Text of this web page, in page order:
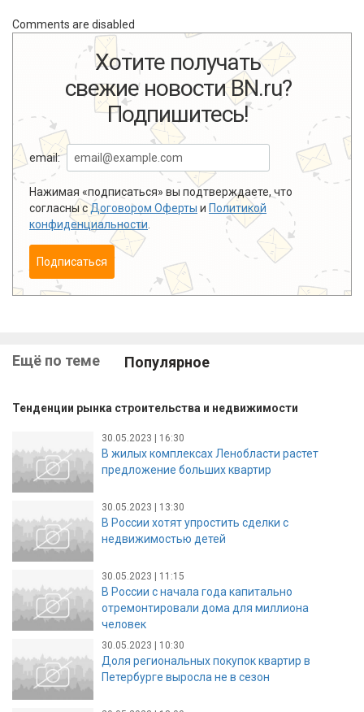
Comments are disabled
Хотите получать
свежие новости BN.ru?
Подпишитесь!
email:
Нажимая «подписаться» вы подтверждаете, что
согласны сДоговором Оферты и Политикой
конфиденциальности
Подписаться
Ещё по теме Популярное
Тенденции рынка строительства и недвижимости
30.05.2023 | 16:30
В жилых комплексах Ленобласти растет
предложение больших квартир
30.05.2023 | 13:30
В России хотят упростить сделки с
недвижимостью детей
30.05.2023 | 11:15
В России с начала года капитально
отремонтировали дома для миллиона
человек
30.05.2023 | 10:30
Доля региональных покупок квартир в
Петербурге выросла не в сезон